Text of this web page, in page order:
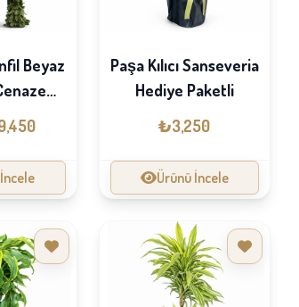
Beyaz
Paşa Kılıcı Sanseveria
Hediye Paketli
₺3,250
Ürünü İncele